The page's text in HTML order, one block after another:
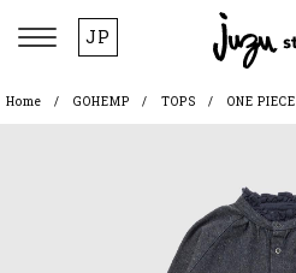
JP
Home GOHEMP TOPS ONE PIECE